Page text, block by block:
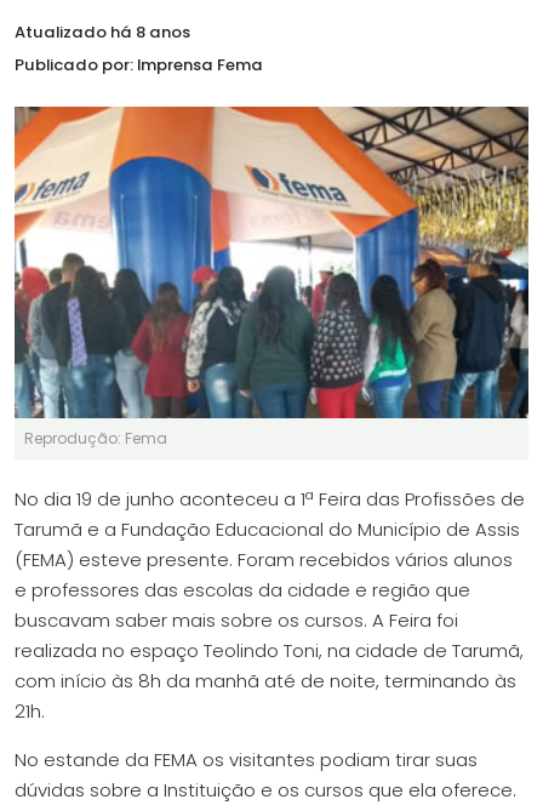
Atualizado há 8 anos
Publicado por: Imprensa Fema
Reprodução: Fema
No dia 19 de junho aconteceu a 1ª Feira das Profissões de
Tarumã e a Fundação Educacional do Município de Assis
(FEMA) esteve presente. Foram recebidos vários alunos
e professores das escolas da cidade e região que
buscavam saber mais sobre os cursos. A Feira foi
realizada no espaço Teolindo Toni, na cidade de Tarumã,
com início às 8h da manhã até de noite, terminando às
21h.
No estande da FEMA os visitantes podiam tirar suas
dúvidas sobre a Instituição e os cursos que ela oferece.